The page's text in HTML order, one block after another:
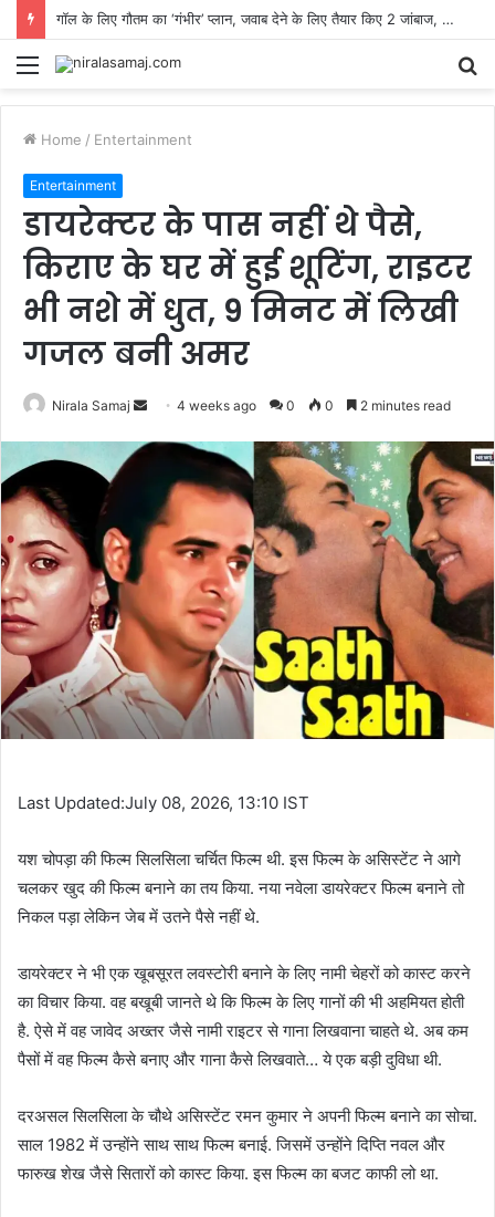
गॉल के लिए गौतम का ‘गंभीर’ प्लान, जवाब देने के लिए तैयार किए 2 जांबाज, नेट सेशन में से मिले दो डेब्यू के संकेत
Menu
Home / Entertainment
Entertainment
डायरेक्टर के पास नहीं थे पैसे,
किराए के घर में हुई शूटिंग, राइटर
भी नशे में धुत, 9 मिनट में लिखी
गजल बनी अमर
Nirala Samaj
Send4 weeks ago 0 0 2 minutes read
Last Updated:July 08, 2026, 13:10 IST
यश चोपड़ा की फिल्म सिलसिला चर्चित फिल्म थी. इस फिल्म के असिस्टेंट ने आगे
चलकर खुद की फिल्म बनाने का तय किया. नया नवेला डायरेक्टर फिल्म बनाने तो
निकल पड़ा लेकिन जेब में उतने पैसे नहीं थे.
डायरेक्टर ने भी एक खूबसूरत लवस्टोरी बनाने के लिए नामी चेहरों को कास्ट करने
का विचार किया. वह बखूबी जानते थे कि फिल्म के लिए गानों की भी अहमियत होती
है. ऐसे में वह जावेद अख्तर जैसे नामी राइटर से गाना लिखवाना चाहते थे. अब कम
पैसों में वह फिल्म कैसे बनाए और गाना कैसे लिखवाते… ये एक बड़ी दुविधा थी.
दरअसल सिलसिला के चौथे असिस्टेंट रमन कुमार ने अपनी फिल्म बनाने का सोचा.
साल 1982 में उन्होंने साथ साथ फिल्म बनाई. जिसमें उन्होंने दिप्ति नवल और
फारुख शेख जैसे सितारों को कास्ट किया. इस फिल्म का बजट काफी लो था.